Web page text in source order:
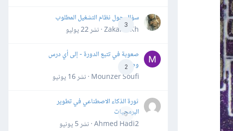
3
سؤال حول نظام التشغيل المطلوب
Zakaria Kh · نشر
22 يوليو
2
صعوبة في تتبع الدورة - إلى أي درس
وصلت؟
Mounzer Soufi · نشر
16 يونيو
0
ثورة الذكاء الاصطناعي في تطوير
البرمجيات
Ahmed Hadi2 · نشر
5 يونيو